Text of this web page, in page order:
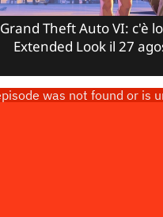
Grand Theft Auto VI: c'è
Extended Look il 27